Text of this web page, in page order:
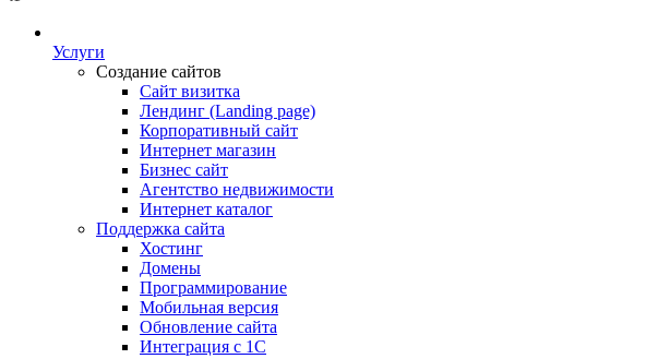
Услуги
Создание сайтов
Сайт визитка
Лендинг (Landing page)
Корпоративный сайт
Интернет магазин
Бизнес сайт
Агентство недвижимости
Интернет каталог
Поддержка сайта
Хостинг
Домены
Программирование
Мобильная версия
Обновление сайта
Интеграция с 1С